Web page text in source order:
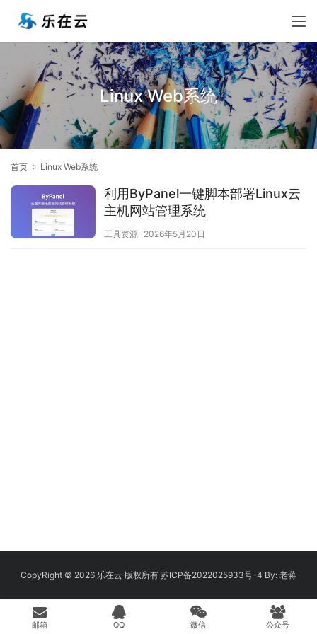
Linux Web系统
首页 Linux Web系统
利用ByPanel一键脚本部署Linux云
主机网站管理系统
工具资源 2026年5月20日
CopyRight © 2026 乐在云 版权所有 苏ICP备2022025933号-4 By: 老蒋
邮箱 QQ 微信 公众号